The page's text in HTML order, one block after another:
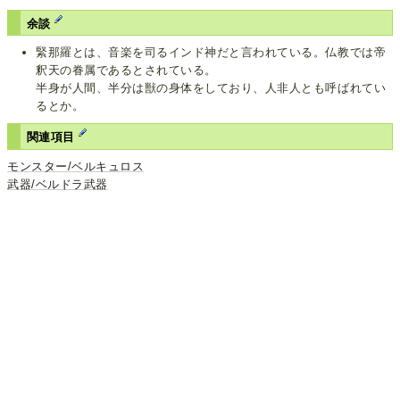
余談
緊那羅とは、音楽を司るインド神だと言われている。仏教では帝
釈天の眷属であるとされている。
半身が人間、半分は獣の身体をしており、人非人とも呼ばれてい
るとか。
関連項目
モンスター/ベルキュロス
武器/ベルドラ武器